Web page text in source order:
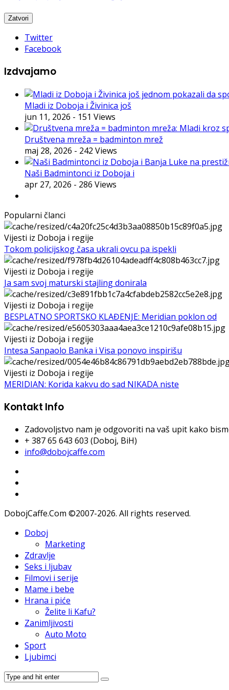
Twitter
Facebook
Izdvajamo
Mladi iz Doboja i Živinica još
jun 11, 2026 - 151 Views
Društvena mreža = badminton mrež
maj 28, 2026 - 242 Views
Naši Badmintonci iz Doboja i
apr 27, 2026 - 286 Views
Popularni članci
Vijesti iz Doboja i regije
Tokom policijskog časa ukrali ovcu pa ispekli
Vijesti iz Doboja i regije
Ja sam svoj maturski stajling donirala
Vijesti iz Doboja i regije
BESPLATNO SPORTSKO KLAĐENJE: Meridian poklon od
Vijesti iz Doboja i regije
Intesa Sanpaolo Banka i Visa ponovo inspirišu
Vijesti iz Doboja i regije
MERIDIAN: Korida kakvu do sad NIKADA niste
Kontakt Info
Zadovoljstvo nam je odgovoriti na vaš upit kako
+ 387 65 643 603 (Doboj, BiH)
info@dobojcaffe.com
DobojCaffe.Com ©2007-2026. All rights reserved.
Doboj
Marketing
Zdravlje
Seks i ljubav
Filmovi i serije
Mame i bebe
Hrana i piće
Želite li Kafu?
Zanimljivosti
Auto Moto
Sport
Ljubimci